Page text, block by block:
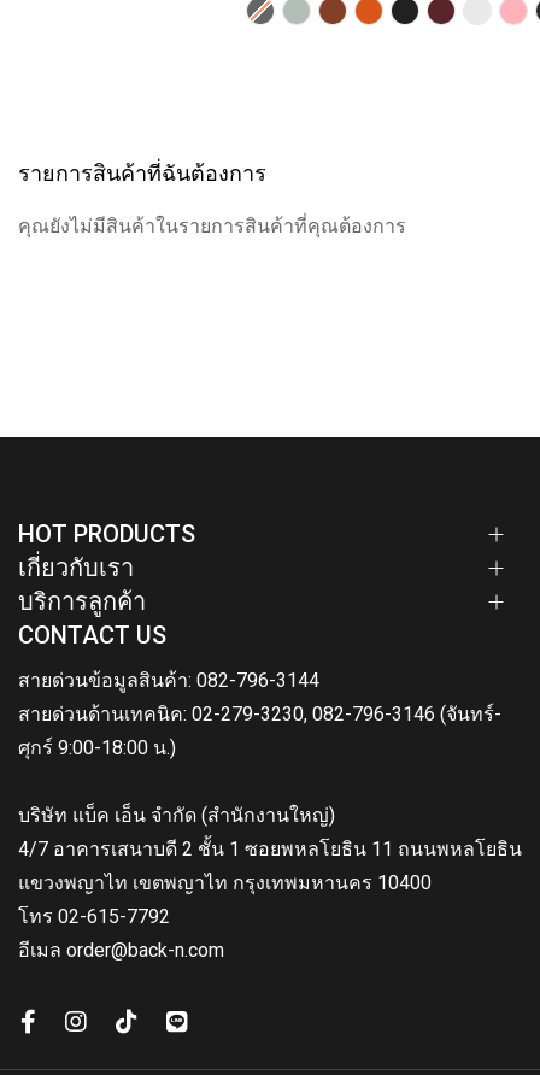
รายการสินค้าที่ฉันต้องการ
คุณยังไม่มีสินค้าในรายการสินค้าที่คุณต้องการ
HOT PRODUCTS
เกี่ยวกับเรา
บริการลูกค้า
CONTACT US
สายด่วนข้อมูลสินค้า: 082-796-3144
สายด่วนด้านเทคนิค: 02-279-3230, 082-796-3146 (จันทร์-
ศุกร์ 9:00-18:00 น.)
บริษัท แบ็ค เอ็น จำกัด (สำนักงานใหญ่)
4/7 อาคารเสนาบดี 2 ชั้น 1 ซอยพหลโยธิน 11 ถนนพหลโยธิน
แขวงพญาไท เขตพญาไท กรุงเทพมหานคร 10400
โทร 02-615-7792
อีเมล order@back-n.com